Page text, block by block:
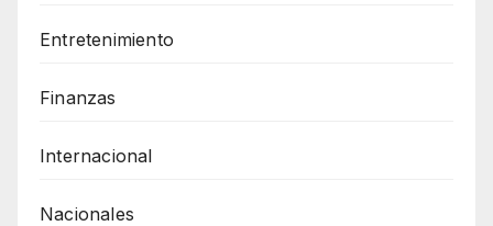
Entretenimiento
Finanzas
Internacional
Nacionales